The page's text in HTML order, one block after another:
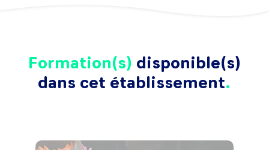
Formation(s) disponible(s)
dans cet établissement